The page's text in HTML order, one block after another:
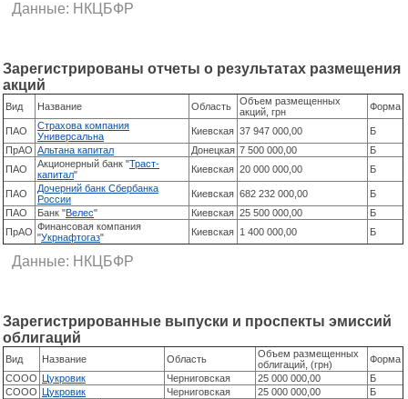
Данные: НКЦБФР
Зарегистрированы отчеты о результатах размещения
акций
Вид Название Область
Объем размещенных
акций, грн
Форма
ПАО
Страхова компания
Универсальна
Киевская 37 947 000,00
Б
ПрАО Альтана капитал Донецкая 7 500 000,00
Б
ПАО
Акционерный банк "Траст-
капитал" Киевская 20 000 000,00 Б
ПАО
Дочерний банк Сбербанка
России
Киевская 682 232 000,00
Б
ПАО
Банк "Велес" Киевская 25 500 000,00
Б
ПрАО Финансовая компания
"Укрнафтогаз" Киевская 1 400 000,00 Б
Данные: НКЦБФР
Зарегистрированные выпуски и проспекты эмиссий
облигаций
Вид Название Область
Объем размещенных
облигаций, (грн)
Форма
СООО Цукровик Черниговская 25 000 000,00
Б
СООО Цукровик Черниговская 25 000 000,00
Б